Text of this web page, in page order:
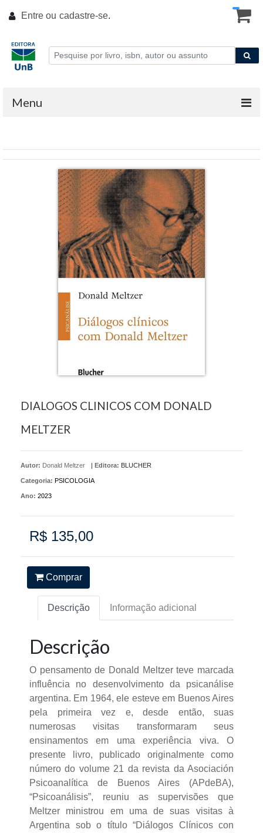
Entre ou cadastre-se.
Menu
DIALOGOS CLINICOS COM DONALD
MELTZER
Autor: Donald Meltzer Editora: BLUCHER
Categoria: PSICOLOGIA
Ano: 2023
R$ 135,00
Comprar
Descrição Informação adicional
Descrição
O pensamento de Donald Meltzer teve marcada
influência no desenvolvimento da psicanálise
argentina. Em 1964, ele esteve em Buenos Aires
pela primeira vez e, desde então, suas
numerosas visitas transformaram seus
ensinamentos em uma experiência viva. O
presente livro, publicado originalmente como
número do volume 21 da revista da Asociación
Psicoanalítica de Buenos Aires (APdeBA),
“Psicoanálisis”, reuniu as supervisões que
Meltzer ministrou em uma de suas visitas à
Argentina sob o título “Diálogos Clínicos con